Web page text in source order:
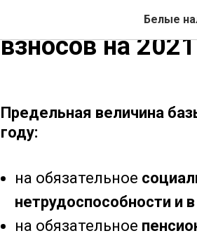
Белые
Предельная
взносов на
Предельная величина
году:
на обязательное
нетрудоспособности и
на обязательное